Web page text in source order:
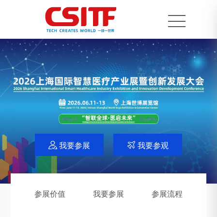
 我要参展  我要参观
参展价值 我要参展 参展流程